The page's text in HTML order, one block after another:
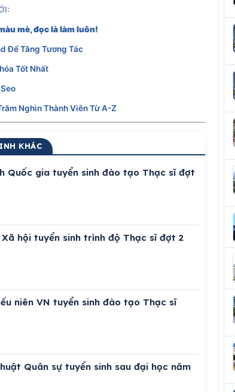
mè, đọc là làm luôn!
Để Tăng Tương Tác
Tốt Nhất
Nghìn Thành Viên Từ A-Z
KHÁC
Quốc gia tuyển sinh đào tạo Thạc sĩ đợt
hội tuyển sinh trình độ Thạc sĩ đợt 2
niên VN tuyển sinh đào tạo Thạc sĩ
Quân sự tuyển sinh sau đại học năm